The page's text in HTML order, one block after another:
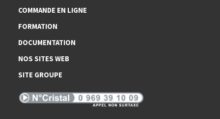
COMMANDE EN LIGNE
FORMATION
DOCUMENTATION
NOS SITES WEB
SITE GROUPE